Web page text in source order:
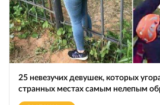
25 невезучих девушек, которых
странных местах самым нелепым